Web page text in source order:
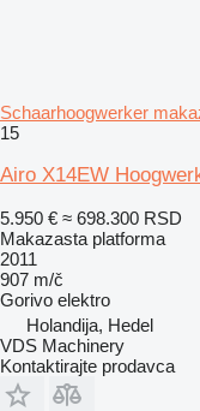
Schaarhoogwerker
15
Airo X14EW
5.950 € ≈ 698.300 RSD
Makazasta platforma
2011
907 m/č
Gorivo elektro
Holandija, Hedel
VDS Machinery
Kontaktirajte prodavca